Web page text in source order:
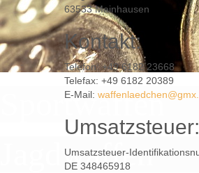
Sportwaffen
Jagdwaffen
63533 Mainhausen
Kontakt:
Telefon: +49 6182 23668
Telefax: +49 6182 20389
E-Mail:
Umsatzsteuer:
Umsatzsteuer-
DE 348465918